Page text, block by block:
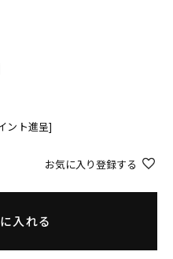
ント進呈]
お気に入り登録する
入れる